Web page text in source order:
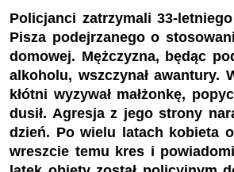
Policjanci zatrzymali 33-
Pisza podejrzanego o
domowej. Mężczyzna, będąc
alkoholu, wszczynał awantury.
kłótni wyzywał małżonkę,
dusił. Agresja z jego strony
dzień. Po wielu latach kobieta
wreszcie temu kres i